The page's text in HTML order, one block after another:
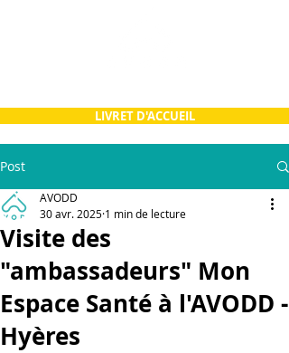
LIVRET D'ACCUEIL
Post
Visite des
"ambassadeurs" Mon
Espace Santé à l'AVODD -
Hyères
AVODD
30 avr. 2025 1 min de lecture